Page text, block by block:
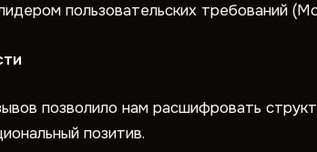
пользовательских требований
позволило нам расшифровать
позитив.